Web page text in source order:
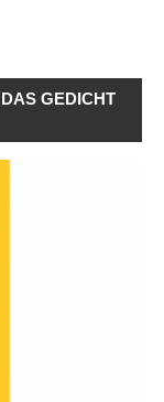
GEDICHT